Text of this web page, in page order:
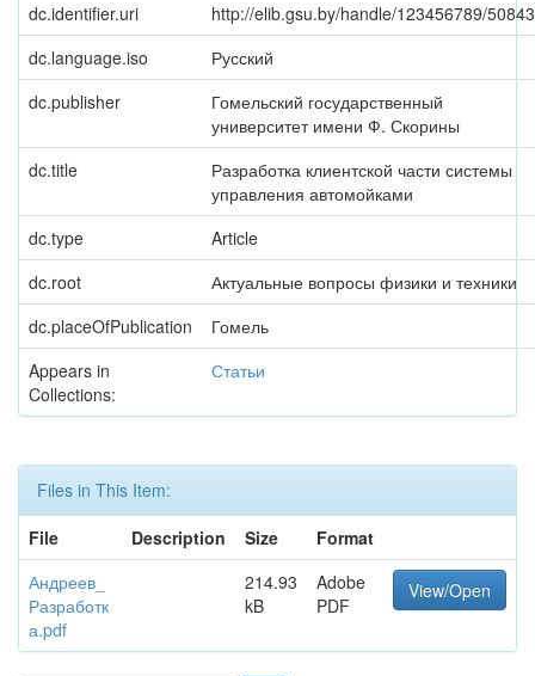
dc.identifier.uri
http://elib.gsu.by/handle/123456789/50843
dc.language.iso
Русский
dc.publisher
Гомельский государственный
университет имени Ф. Скорины
dc.title
Разработка клиентской части системы
управления автомойками
dc.type
Article
dc.root
Актуальные вопросы физики и техники
dc.placeOfPublication
Гомель
Appears in
Collections:
Статьи
Files in This Item:
File
Description Size
Format
Андреев_
Разработк
а.pdf
214.93
kB
Adobe
PDF
View/Open